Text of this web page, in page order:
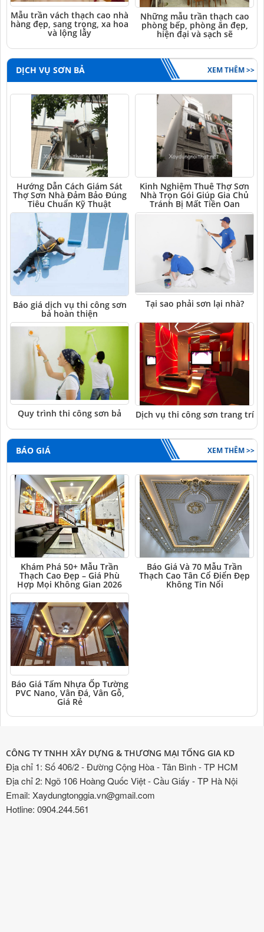
Mẫu trần vách thạch cao nhà
hàng đẹp, sang trọng, xa hoa
và lộng lẫy
Những mẫu trần thạch cao
phòng bếp, phòng ăn đẹp,
hiện đại và sạch sẽ
DỊCH VỤ SƠN BẢ XEM THÊM >>
Hướng Dẫn Cách Giám Sát
Thợ Sơn Nhà Đảm Bảo Đúng
Tiêu Chuẩn Kỹ Thuật
Kinh Nghiệm Thuê Thợ Sơn
Nhà Trọn Gói Giúp Gia Chủ
Tránh Bị Mất Tiền Oan
Báo giá dịch vụ thi công sơn
bả hoàn thiện
Tại sao phải sơn lại nhà?
Quy trình thi công sơn bả Dịch vụ thi công sơn trang trí
BÁO GIÁ XEM THÊM >>
Khám Phá 50+ Mẫu Trần
Thạch Cao Đẹp – Giá Phù
Hợp Mọi Không Gian 2026
Báo Giá Và 70 Mẫu Trần
Thạch Cao Tân Cổ Điển Đẹp
Không Tin Nổi
Báo Giá Tấm Nhựa Ốp Tường
PVC Nano, Vân Đá, Vân Gỗ,
Giá Rẻ
CÔNG TY TNHH XÂY DỰNG & THƯƠNG MẠI TỐNG GIA KD
Địa chỉ 1: Số 406/2 - Đường Cộng Hòa - Tân Bình - TP HCM
Địa chỉ 2: Ngõ 106 Hoàng Quốc Việt - Cầu Giấy - TP Hà Nội
Email: Xaydungtonggia.vn@gmail.com
Hotline: 0904.244.561